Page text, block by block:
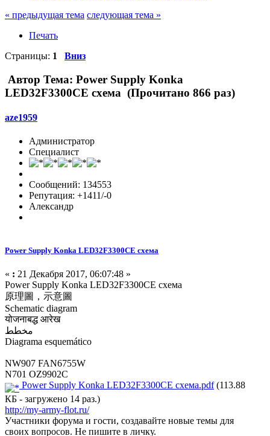
« предыдущая тема следующая тема »
Печать
Страницы: 1 Вниз
Автор Тема: Power Supply Konka
LED32F3300CE схема (Прочитано 866 раз)
aze1959
Администратор
Специалист
Сообщений: 134553
Репутация: +1411/-0
Александр
Power Supply Konka LED32F3300CE схема
« : 21 Декабря 2017, 06:07:48 »
Power Supply Konka LED32F3300CE схема
原理圖，示意圖
Schematic diagram
योजनाबद्ध आरेख
مخطط
Diagrama esquemático
NW907 FAN6755W
N701 OZ9902C
Power Supply Konka LED32F3300CE схема.pdf(113.88
КБ - загружено 14 раз.)
http://my-army-flot.ru/
Участники форума и гости, создавайте новые темы для
своих вопросов. Не пишите в личку.